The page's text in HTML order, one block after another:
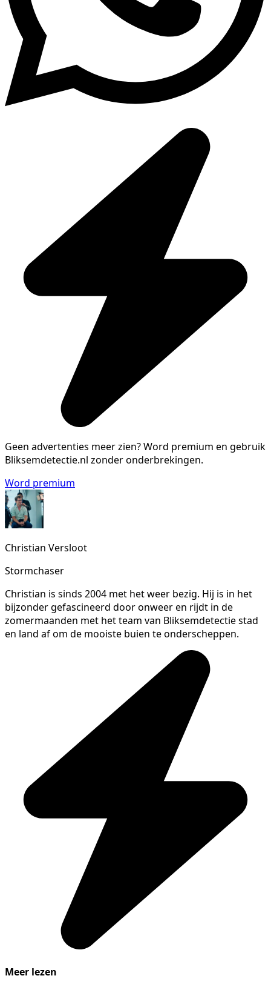
Geen advertenties meer zien?Word premium en gebruik
Bliksemdetectie.nl zonder onderbrekingen.
Word premium
Christian Versloot
Stormchaser
Christian is sinds 2004 met het weer bezig. Hij is in het
bijzonder gefascineerd door onweer en rijdt in de
zomermaanden met het team van Bliksemdetectie stad
en land af om de mooiste buien te onderscheppen.
Meer lezen